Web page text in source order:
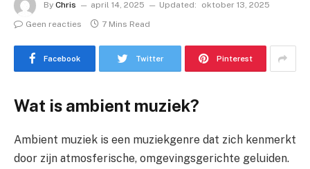
By Chris april 14, 2025 Updated:
oktober 13, 2025
Geen reacties
7 Mins Read
Facebook Twitter Pinterest
Wat is ambient muziek?
Ambient muziek is een muziekgenre dat zich kenmerkt
door zijn atmosferische, omgevingsgerichte geluiden.